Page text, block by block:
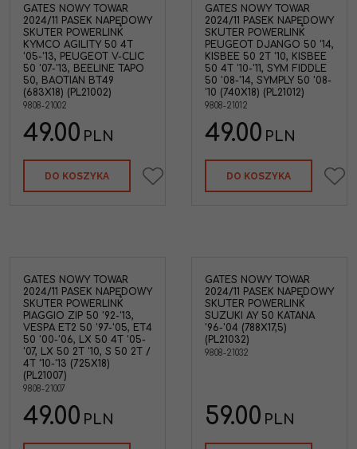
GATES NOWY TOWAR
2024/11 PASEK NAPĘDOWY
SKUTER POWERLINK
KYMCO AGILITY 50 4T
'05-'13, PEUGEOT V-CLIC
50 '07-'13, BEELINE TAPO
50, BAOTIAN BT49
(683X18) (PL21002)
9808-21002
49.00 PLN
DO KOSZYKA
GATES NOWY TOWAR
2024/11 PASEK NAPĘDOWY
SKUTER POWERLINK
PEUGEOT DJANGO 50 '14,
KISBEE 50 2T '10, KISBEE
50 4T '10-'11, SYM FIDDLE
50 '08-'14, SYMPLY 50 '08-
'10 (740X18) (PL21012)
9808-21012
49.00 PLN
DO KOSZYKA
GATES NOWY TOWAR
2024/11 PASEK NAPĘDOWY
SKUTER POWERLINK
PIAGGIO ZIP 50 '92-'13,
VESPA ET2 50 '97-'05, ET4
50 '00-'06, LX 50 4T '05-
'07, LX 50 2T '10, S 50 2T /
4T '10-'13 (725X18)
(PL21007)
9808-21007
49.00 PLN
GATES NOWY TOWAR
2024/11 PASEK NAPĘDOWY
SKUTER POWERLINK
SUZUKI AY 50 KATANA
'96-'04 (788X17,5)
(PL21032)
9808-21032
59.00 PLN